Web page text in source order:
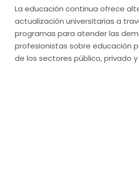
La educación continua ofrece
actualización universitarias a
programas para atender las
profesionistas sobre educación
de los sectores público, privado y